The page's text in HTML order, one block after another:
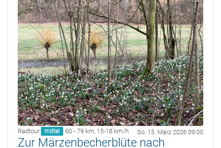
Radtour mittel 60 - 79 km, 15-18 km/h So. 15. März 2026 09:00
Zur Märzenbecherblüte nach